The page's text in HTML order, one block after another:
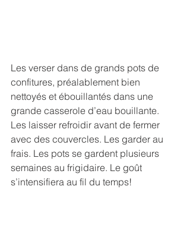
Les verser dans de grands pots de
confitures, préalablement bien
nettoyés et ébouillantés dans une
grande casserole d’eau bouillante.
Les laisser refroidir avant de fermer
avec des couvercles. Les garder au
frais. Les pots se gardent plusieurs
semaines au frigidaire. Le goût
s’intensifiera au fil du temps!